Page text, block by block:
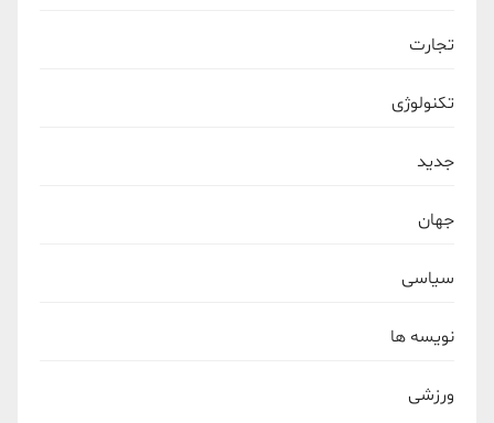
تجارت
تکنولوژی
جدید
جهان
سیاسی
نویسه ها
ورزشی